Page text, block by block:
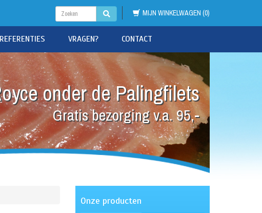
MIJN WINKELWAGEN (0)
REFERENTIES VRAGEN? CONTACT
onder de Palingfilets
Gratis bezorging v.a. 95,-
Onze producten